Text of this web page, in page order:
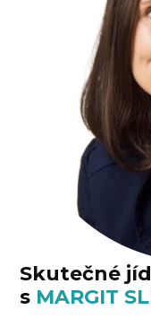
Skutečné
s MARGIT